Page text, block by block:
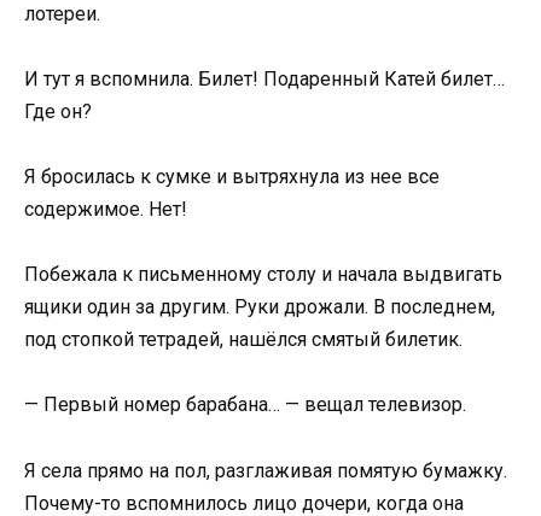
лотереи.
И тут я вспомнила. Билет! Подаренный Катей билет…
Где он?
Я бросилась к сумке и вытряхнула из нее все
содержимое. Нет!
Побежала к письменному столу и начала выдвигать
ящики один за другим. Руки дрожали. В последнем,
под стопкой тетрадей, нашёлся смятый билетик.
— Первый номер барабана… — вещал телевизор.
Я села прямо на пол, разглаживая помятую бумажку.
Почему-то вспомнилось лицо дочери, когда она